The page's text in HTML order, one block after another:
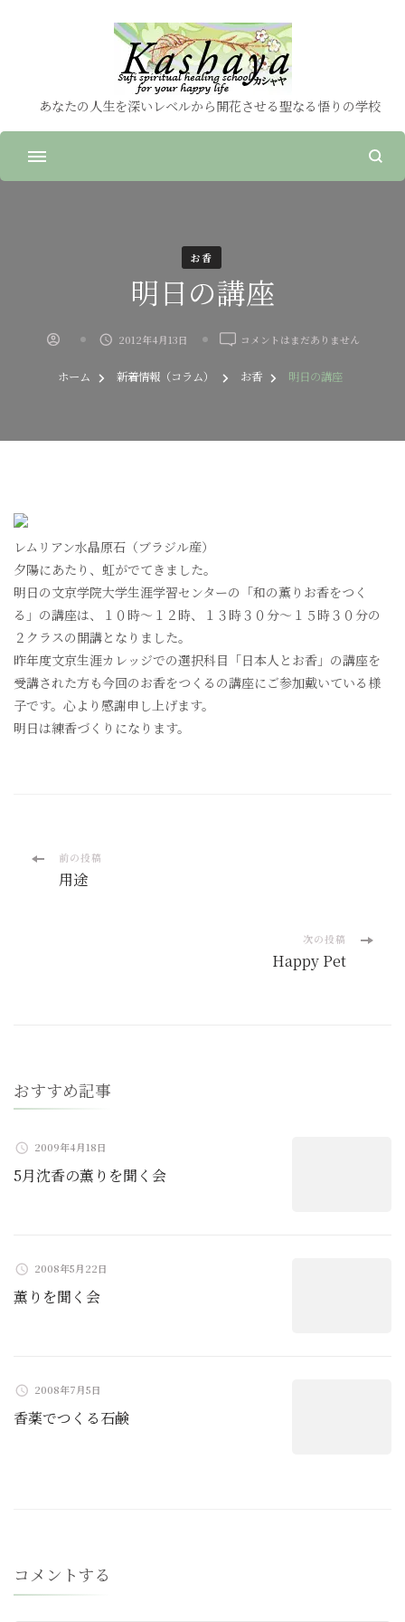
あなたの人生を深いレベルから開花させる聖なる悟りの学校
お香
明日の講座
2012年4月13日
明
の
の
コメントはまだありません
ホーム 新着情報（コラム） お香 明日の講座
レムリアン水晶原石（ブラジル産）
夕陽にあたり、虹がでてきました。
明日の文京学院大学生涯学習センターの「和の薫りお香をつく
る」の講座は、１０時～１２時、１３時３０分～１５時３０分の
２クラスの開講となりました。
昨年度文京生涯カレッジでの選択科目「日本人とお香」の講座を
受講された方も今回のお香をつくるの講座にご参加戴いている様
子です。心より感謝申し上げます。
明日は練香づくりになります。
投
シ
ョ
ン
前の投稿
用途
次の投稿
Happy Pet
おすすめ記事
2009年4月18日
5月沈香の薫りを聞く会
2008年5月22日
薫りを聞く会
2008年7月5日
香薬でつくる石鹸
コメントする